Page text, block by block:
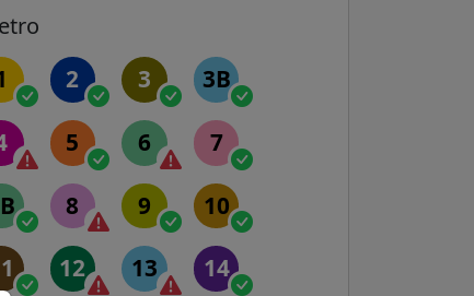
2 3 3B
5 6 7
8 9 10
12 13 14